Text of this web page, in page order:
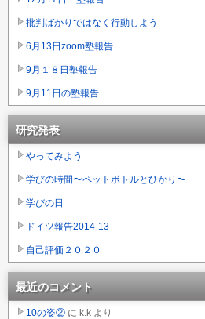
批判ばかりではなく行動しよう
6月13日zoom塾報告
9月１８日塾報告
9月11日の塾報告
研究発表
やってみよう
学びの時間〜ペットボトルとひかり〜
学びの日
ドイツ報告2014-13
自己評価２０２０
最近のコメント
10の姿② に k.k より